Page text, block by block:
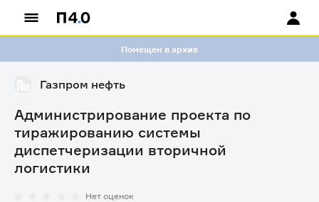
Помещен в архив
Газпром нефть
Администрирование проекта по
тиражированию системы
диспетчеризации вторичной
логистики
Нет оценок